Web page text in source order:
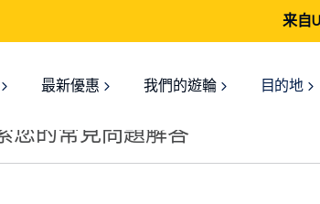
来自
最新優惠 我們的遊輪 目的地
您的常見問題解答